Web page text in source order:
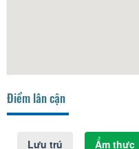
Điểm lân cận
Lưu trú Ẩm thực